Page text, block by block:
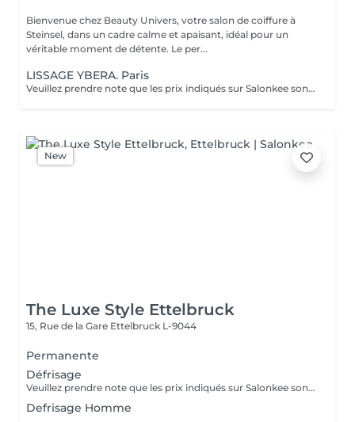
Bienvenue chez Beauty Univers, votre salon de coiffure à
Steinsel, dans un cadre calme et apaisant, idéal pour un
véritable moment de détente. Le per...
LISSAGE YBERA. Paris
Veuillez prendre note que les prix indiqués sur Salonkee sont communiqués à titre informatif et s'entendent de base. Ces derniers sont susceptibles de varier selon le diagnostic réalisé à votre arrivée au salon et l'expertise du professionnel à qui vous confiez votre beauté. Dans tous les cas, un devis précis vous sera proposé et toutes réalisations de prestations seront effectuées avec votre accord. Un grand merci d'avance pour votre compréhension. Au plaisir de vous revoir très vite.
New
The Luxe Style Ettelbruck
15, Rue de la Gare Ettelbruck L-9044
Permanente
Défrisage
Veuillez prendre note que les prix indiqués sur Salonkee sont communiqués à titre informatif et s'entendent de base. Ces derniers sont susceptibles de varier selon le diagnostic réalisé à votre arrivée au salon et l'expertise du professionnel à qui vous confiez votre beauté. Dans tous les cas, un devis précis vous sera proposé et toutes réalisations de prestations seront effectuées avec votre accord. Un grand merci d'avance pour votre compréhension. Au plaisir de vous recevoir très vite.
Defrisage Homme